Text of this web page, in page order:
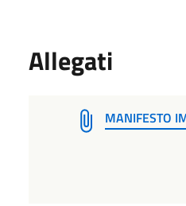
Allegati
MANIFESTO